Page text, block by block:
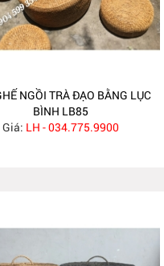
NGỒI TRÀ ĐẠO BẰNG LỤC
BÌNH LB85
Giá: LH - 034.775.9900